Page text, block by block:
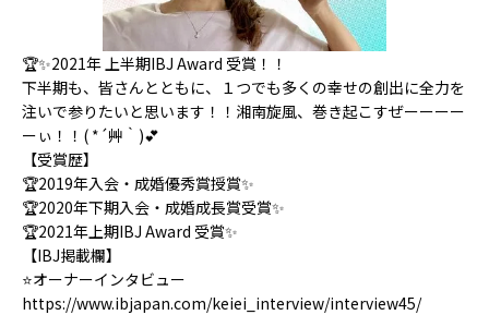
🏆✨2021年 上半期IBJ Award 受賞！！
下半期も、皆さんとともに、１つでも多くの幸せの創出に全力を
注いで参りたいと思います！！ 湘南旋風、巻き起こすぜーーーー
ーぃ！！( *´艸｀)💕
【受賞歴】
🏆2019年入会・成婚優秀賞授賞✨
🏆2020年下期入会・成婚成長賞受賞✨
🏆2021年上期IBJ Award 受賞✨
【IBJ掲載欄】
⭐️オーナーインタビュー
https://www.ibjapan.com/keiei_interview/interview45/